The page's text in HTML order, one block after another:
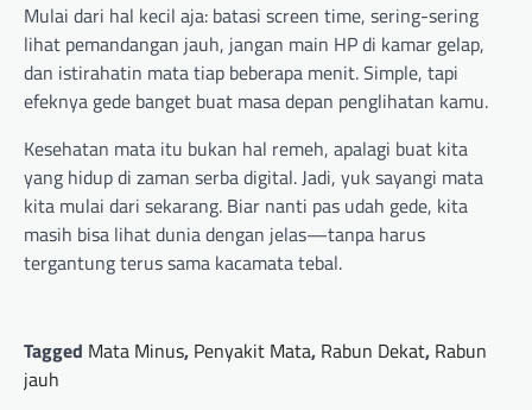
Mulai dari hal kecil aja: batasi screen time, sering-sering
lihat pemandangan jauh, jangan main HP di kamar gelap,
dan istirahatin mata tiap beberapa menit. Simple, tapi
efeknya gede banget buat masa depan penglihatan kamu.
Kesehatan mata itu bukan hal remeh, apalagi buat kita
yang hidup di zaman serba digital. Jadi, yuk sayangi mata
kita mulai dari sekarang. Biar nanti pas udah gede, kita
masih bisa lihat dunia dengan jelas—tanpa harus
tergantung terus sama kacamata tebal.
Tagged Mata Minus, Penyakit Mata, Rabun Dekat, Rabun
jauh